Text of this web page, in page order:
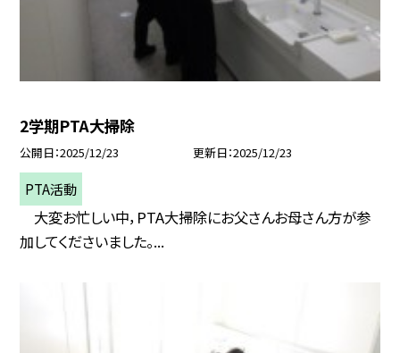
2学期PTA大掃除
公開日 2025/12/23 更新日 2025/12/23
PTA活動
大変お忙しい中，PTA大掃除にお父さんお母さん方が参
加してくださいました。...